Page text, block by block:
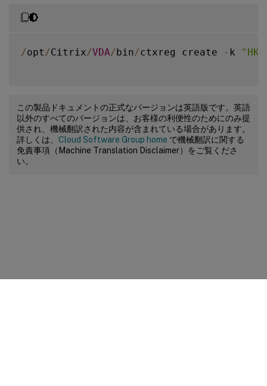
/opt /Citrix/VDA/bin/ctxreg create - k
この製品ドキュメントの正式なバージョンは英語版です。英語
以外のすべてのバージョンは、お客様の利便性のためにのみ提
供され、機械翻訳された内容が含まれている場合があります。
詳しくは、 Cloud Software Group home で機械翻訳に関する
免責事項（Machine Translation Disclaimer）をご覧くださ
い。